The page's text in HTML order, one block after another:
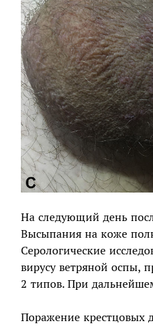
На следующий день
Высыпания на коже
Серологические
вирусу ветряной оспы,
2 типов. При
Поражение крестцовых